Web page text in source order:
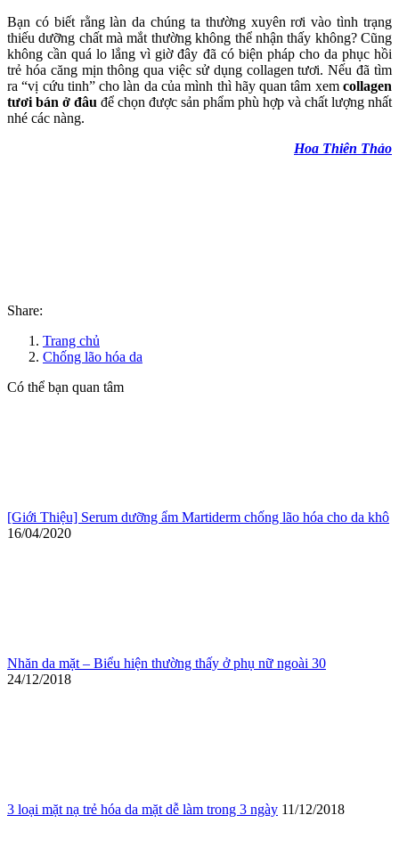
Bạn có biết rằng làn da chúng ta thường xuyên rơi vào tình trạng
thiếu dưỡng chất mà mắt thường không thể nhận thấy không? Cũng
không cần quá lo lắng vì giờ đây đã có biện pháp cho da phục hồi
trẻ hóa căng mịn thông qua việc sử dụng collagen tươi. Nếu đã tìm
ra “vị cứu tinh” cho làn da của mình thì hãy quan tâm xem collagen
tươi bán ở đâu để chọn được sản phẩm phù hợp và chất lượng nhất
nhé các nàng.
Hoa Thiên Thảo
Share:
Trang chủ
Chống lão hóa da
Có thể bạn quan tâm
[Giới Thiệu] Serum dưỡng ẩm Martiderm chống lão hóa cho da khô
16/04/2020
Nhăn da mặt – Biểu hiện thường thấy ở phụ nữ ngoài 30
24/12/2018
3 loại mặt nạ trẻ hóa da mặt dễ làm trong 3 ngày 11/12/2018